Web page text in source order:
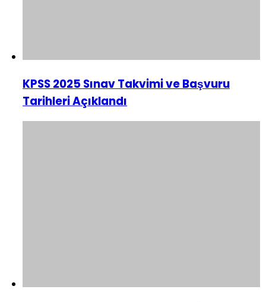
KPSS 2025 Sınav Takvimi ve Başvuru
Tarihleri Açıklandı